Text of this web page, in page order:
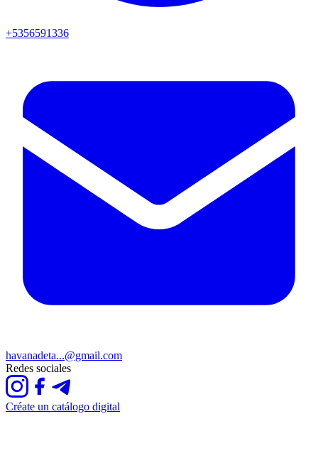
+5356591336
havanadeta...@gmail.com
Redes sociales
Créate un catálogo digital